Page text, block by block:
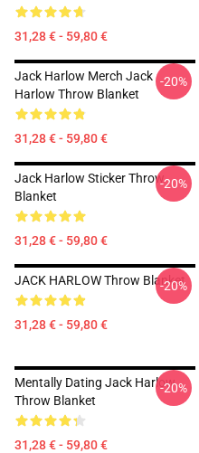
31,28 € - 59,80 €
Jack Harlow Merch Jack
Harlow Throw Blanket
31,28 € - 59,80 €
-20%
Jack Harlow Sticker Throw
Blanket
31,28 € - 59,80 €
-20%
JACK HARLOW Throw Blanket
31,28 € - 59,80 €
-20%
Mentally Dating Jack Harlow
Throw Blanket
31,28 € - 59,80 €
-20%